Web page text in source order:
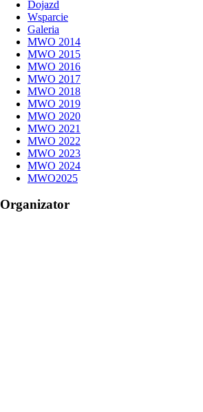
Dojazd
Wsparcie
Galeria
MWO 2014
MWO 2015
MWO 2016
MWO 2017
MWO 2018
MWO 2019
MWO 2020
MWO 2021
MWO 2022
MWO 2023
MWO 2024
MWO2025
Organizator